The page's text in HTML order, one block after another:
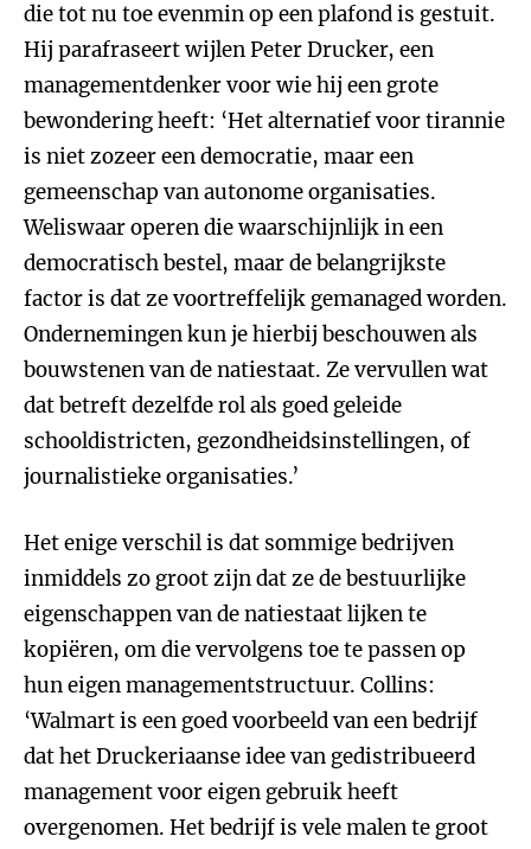
die tot nu toe evenmin op een plafond is gestuit.
Hij parafraseert wijlen Peter Drucker, een
managementdenker voor wie hij een grote
bewondering heeft: ‘Het alternatief voor tirannie
is niet zozeer een democratie, maar een
gemeenschap van autonome organisaties.
Weliswaar operen die waarschijnlijk in een
democratisch bestel, maar de belangrijkste
factor is dat ze voortreffelijk gemanaged worden.
Ondernemingen kun je hierbij beschouwen als
bouwstenen van de natiestaat. Ze vervullen wat
dat betreft dezelfde rol als goed geleide
schooldistricten, gezondheidsinstellingen, of
journalistieke organisaties.’
Het enige verschil is dat sommige bedrijven
inmiddels zo groot zijn dat ze de bestuurlijke
eigenschappen van de natiestaat lijken te
kopiëren, om die vervolgens toe te passen op
hun eigen managementstructuur. Collins:
‘Walmart is een goed voorbeeld van een bedrijf
dat het Druckeriaanse idee van gedistribueerd
management voor eigen gebruik heeft
overgenomen. Het bedrijf is vele malen te groot